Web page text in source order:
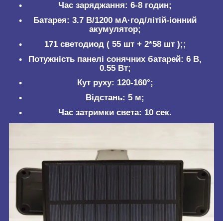
Час заряджання: 6-8 годин;
Батарея: 3.7 В/1200 мА·год/літій-іонний
акумулятор;
171 светодиод ( 55 шт + 2*58 шт );;
Потужність панелі сонячних батарей: 6 В,
0.55 Вт;
Кут руху: 120-160°;
Відстань: 5 м;
Час затримки света: 10 сек.